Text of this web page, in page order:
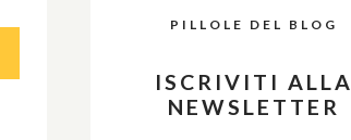
PILLOLE DEL BLOG
ISCRIVITI ALLA
NEWSLETTER